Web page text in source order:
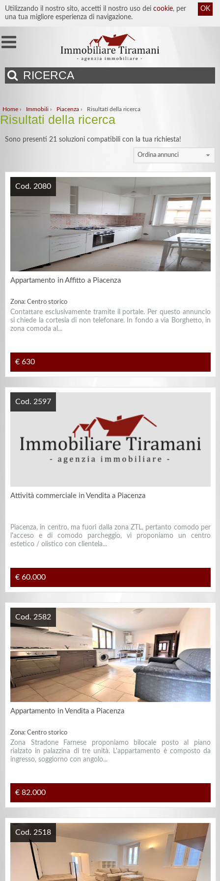
Utilizzando il nostro sito, accetti il nostro uso dei cookie, per
una tua migliore esperienza di navigazione.
OK
RICERCA
Home › Immobili › Piacenza › Risultati della ricerca
Risultati della ricerca
Sono presenti 21 soluzioni compatibili con la tua richiesta!
Ordina annunci
Appartamento in Affitto a Piacenza
Zona: Centro storico
Contattare esclusivamente tramite il portale. Per questo annuncio
si chiede la cortesia di non telefonare. In fondo a via Borghetto, in
zona comoda al...
€ 630
Cod. 2080
Attività commerciale in Vendita a Piacenza
Piacenza, in centro, ma fuori dalla zona ZTL, pertanto comodo per
l'acceso e di comodo parcheggio, vi proponiamo un centro
estetico / olistico con clientela...
€ 60.000
Cod. 2597
Appartamento in Vendita a Piacenza
Zona: Centro storico
Zona Stradone Farnese proponiamo bilocale posto al piano
rialzato in palazzina di tre unità. L'appartamento è composto da
ingresso, soggiorno con angolo...
€ 82.000
Cod. 2582
Cod. 2518